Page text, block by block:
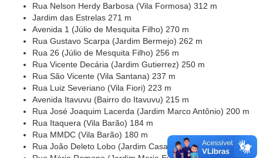
Rua Nelson Herdy Barbosa (Vila Formosa) 312 m
Jardim das Estrelas 271 m
Avenida 1 (Júlio de Mesquita Filho) 270 m
Rua Gustavo Scarpa (Jardim Bermejo) 262 m
Rua 26 (Júlio de Mesquita Filho) 256 m
Rua Vicente Decária (Jardim Gutierrez) 250 m
Rua São Vicente (Vila Santana) 237 m
Rua Luiz Severiano (Vila Fiori) 223 m
Avenida Itavuvu (Bairro do Itavuvu) 215 m
Rua José Joaquim Lacerda (Jardim Marco Antônio) 200 m
Rua Itaquera (Vila Barão) 184 m
Rua MMDC (Vila Barão) 180 m
Rua João Deleto Lobo (Jardim Casabranca) 160 m